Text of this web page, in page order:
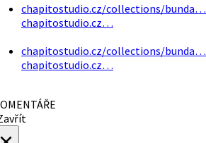
chapitostudio.cz/collections/bunda…
chapitostudio.cz…
chapitostudio.cz/collections/bunda…
chapitostudio.cz…